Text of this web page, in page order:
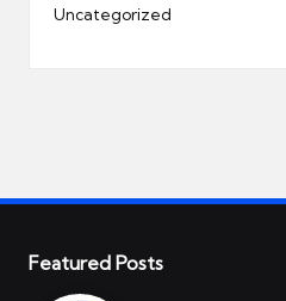
Uncategorized
Featured Posts